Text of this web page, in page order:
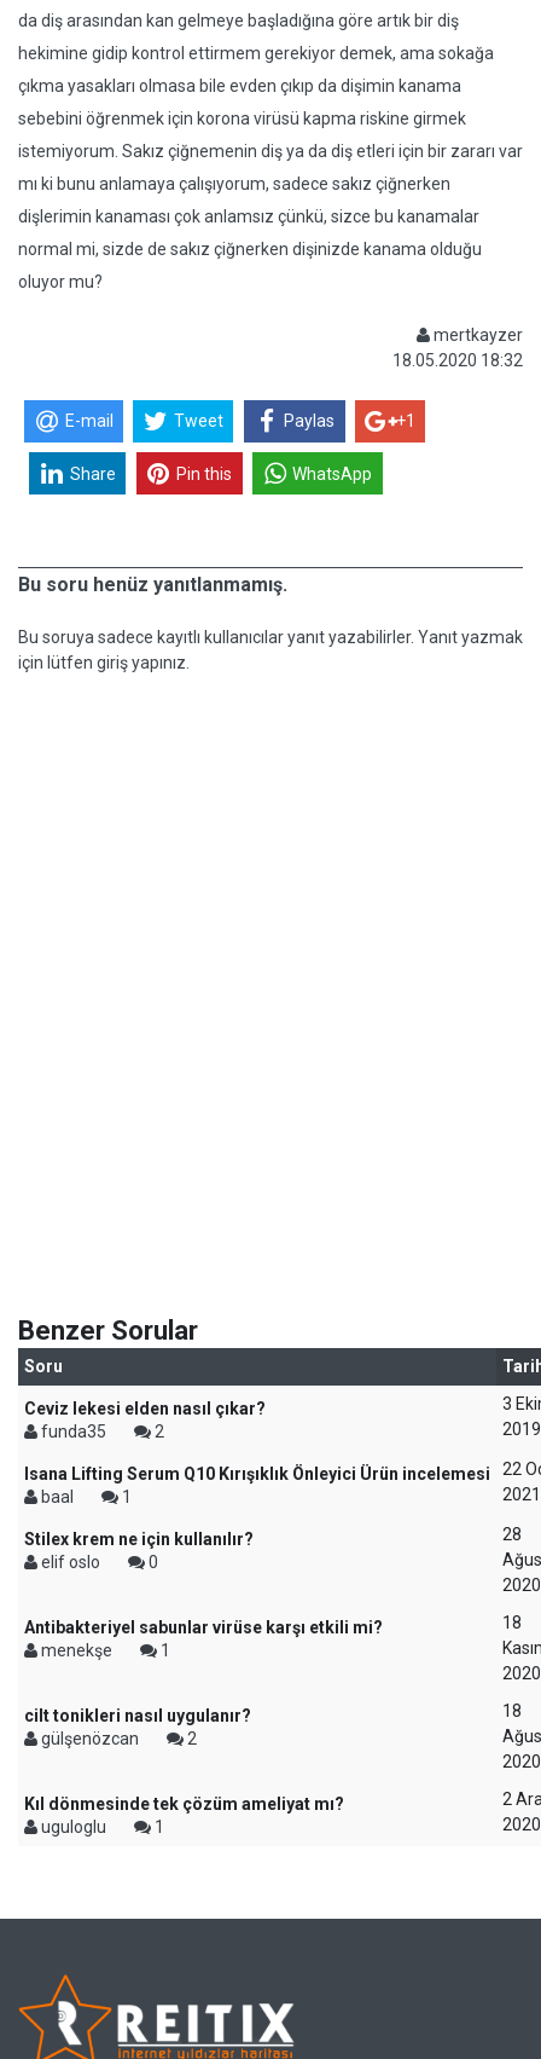
da diş arasından kan gelmeye başladığına göre artık bir diş
hekimine gidip kontrol ettirmem gerekiyor demek, ama sokağa
çıkma yasakları olmasa bile evden çıkıp da dişimin kanama
sebebini öğrenmek için korona virüsü kapma riskine girmek
istemiyorum. Sakız çiğnemenin diş ya da diş etleri için bir zararı var
mı ki bunu anlamaya çalışıyorum, sadece sakız çiğnerken
dişlerimin kanaması çok anlamsız çünkü, sizce bu kanamalar
normal mi, sizde de sakız çiğnerken dişinizde kanama olduğu
oluyor mu?
mertkayzer
18.05.2020 18:32
E-mail Tweet Paylas +1
Share Pin this WhatsApp
Bu soru henüz yanıtlanmamış.
Bu soruya sadece kayıtlı kullanıcılar yanıt yazabilirler. Yanıt yazmak
için lütfen giriş yapınız.
Benzer Sorular
Soru
Ceviz lekesi elden nasıl çıkar?
funda35
2
3
2019
Isana Lifting Serum Q10 Kırışıklık Önleyici Ürün incelemesi
baal
1
22
2021
Stilex krem ne için kullanılır?
elif oslo
0
28
2020
Antibakteriyel sabunlar virüse karşı etkili mi?
menekşe
1
18
2020
cilt tonikleri nasıl uygulanır?
gülşenözcan
2
18
2020
Kıl dönmesinde tek çözüm ameliyat mı?
uguloglu
1
2
2020